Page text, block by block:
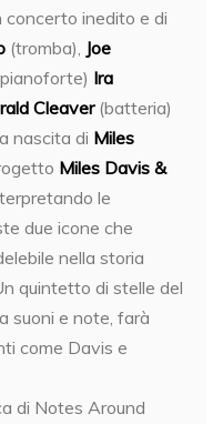
concerto inedito e di
(tromba), Joe
Ira
Cleaver(batteria)
nascita di Miles
Miles Davis &
le
due icone che
nella storia
quintetto di stelle del
suoni e note, farà
come Davis e
di Notes Around